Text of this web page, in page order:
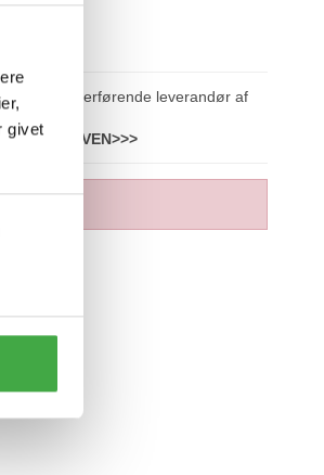
givet
største lagerførende leverandør af
til
HAVEN>>>